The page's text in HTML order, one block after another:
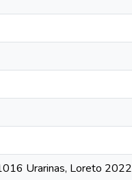
Urarinas, Loreto 2022